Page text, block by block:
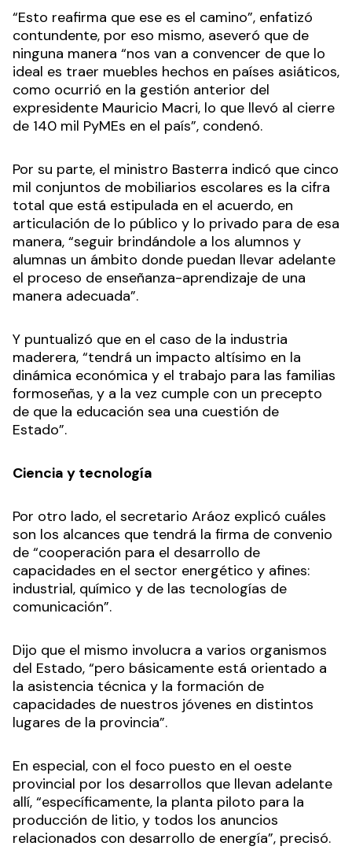
“Esto reafirma que ese es el camino”, enfatizó
contundente, por eso mismo, aseveró que de
ninguna manera “nos van a convencer de que lo
ideal es traer muebles hechos en países asiáticos,
como ocurrió en la gestión anterior del
expresidente Mauricio Macri, lo que llevó al cierre
de 140 mil PyMEs en el país”, condenó.
Por su parte, el ministro Basterra indicó que cinco
mil conjuntos de mobiliarios escolares es la cifra
total que está estipulada en el acuerdo, en
articulación de lo público y lo privado para de esa
manera, “seguir brindándole a los alumnos y
alumnas un ámbito donde puedan llevar adelante
el proceso de enseñanza-aprendizaje de una
manera adecuada”.
Y puntualizó que en el caso de la industria
maderera, “tendrá un impacto altísimo en la
dinámica económica y el trabajo para las familias
formoseñas, y a la vez cumple con un precepto
de que la educación sea una cuestión de
Estado”.
Ciencia y tecnología
Por otro lado, el secretario Aráoz explicó cuáles
son los alcances que tendrá la firma de convenio
de “cooperación para el desarrollo de
capacidades en el sector energético y afines:
industrial, químico y de las tecnologías de
comunicación”.
Dijo que el mismo involucra a varios organismos
del Estado, “pero básicamente está orientado a
la asistencia técnica y la formación de
capacidades de nuestros jóvenes en distintos
lugares de la provincia”.
En especial, con el foco puesto en el oeste
provincial por los desarrollos que llevan adelante
allí, “específicamente, la planta piloto para la
producción de litio, y todos los anuncios
relacionados con desarrollo de energía”, precisó.